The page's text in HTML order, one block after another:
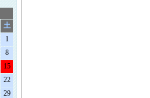
土
1
8
15
22
29